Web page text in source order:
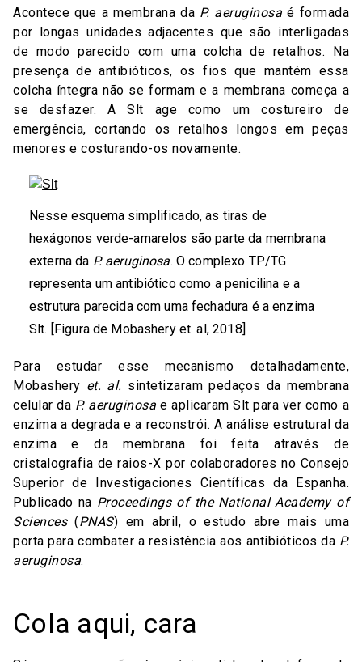
Acontece que a membrana da P. aeruginosa é formada
por longas unidades adjacentes que são interligadas
de modo parecido com uma colcha de retalhos. Na
presença de antibióticos, os fios que mantém essa
colcha íntegra não se formam e a membrana começa a
se desfazer. A Slt age como um costureiro de
emergência, cortando os retalhos longos em peças
menores e costurando-os novamente.
Nesse esquema simplificado, as tiras de
hexágonos verde-amarelos são parte da membrana
externa da P. aeruginosa. O complexo TP/TG
representa um antibiótico como a penicilina e a
estrutura parecida com uma fechadura é a enzima
Slt. [Figura de Mobashery et. al, 2018]
Para estudar esse mecanismo detalhadamente,
Mobashery et. al. sintetizaram pedaços da membrana
celular da P. aeruginosa e aplicaram Slt para ver como a
enzima a degrada e a reconstrói. A análise estrutural da
enzima e da membrana foi feita através de
cristalografia de raios-X por colaboradores no Consejo
Superior de Investigaciones Científicas da Espanha.
Publicado na Proceedings of the National Academy of
Sciences(PNAS) em abril, o estudo abre mais uma
porta para combater a resistência aos antibióticos da P.
aeruginosa.
Cola aqui, cara